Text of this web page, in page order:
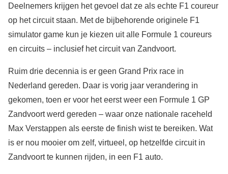
Deelnemers krijgen het gevoel dat ze als echte F1 coureur
op het circuit staan. Met de bijbehorende originele F1
simulator game kun je kiezen uit alle Formule 1 coureurs
en circuits – inclusief het circuit van Zandvoort.
Ruim drie decennia is er geen Grand Prix race in
Nederland gereden. Daar is vorig jaar verandering in
gekomen, toen er voor het eerst weer een Formule 1 GP
Zandvoort werd gereden – waar onze nationale raceheld
Max Verstappen als eerste de finish wist te bereiken. Wat
is er nou mooier om zelf, virtueel, op hetzelfde circuit in
Zandvoort te kunnen rijden, in een F1 auto.